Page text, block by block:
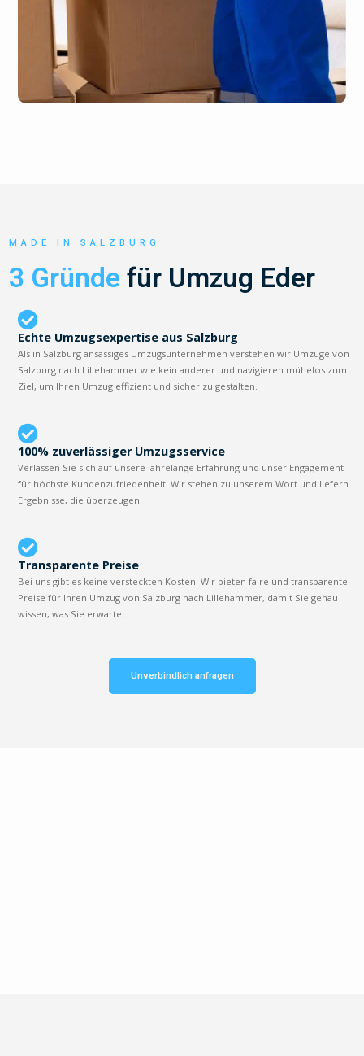
MADE IN SALZBURG
3 Gründe für Umzug Eder
Echte Umzugsexpertise aus Salzburg
Als in Salzburg ansässiges Umzugsunternehmen verstehen wir Umzüge von
Salzburg nach Lillehammer wie kein anderer und navigieren mühelos zum
Ziel, um Ihren Umzug effizient und sicher zu gestalten.
100% zuverlässiger Umzugsservice
Verlassen Sie sich auf unsere jahrelange Erfahrung und unser Engagement
für höchste Kundenzufriedenheit. Wir stehen zu unserem Wort und liefern
Ergebnisse, die überzeugen.
Transparente Preise
Bei uns gibt es keine versteckten Kosten. Wir bieten faire und transparente
Preise für Ihren Umzug von Salzburg nach Lillehammer, damit Sie genau
wissen, was Sie erwartet.
Unverbindlich anfragen